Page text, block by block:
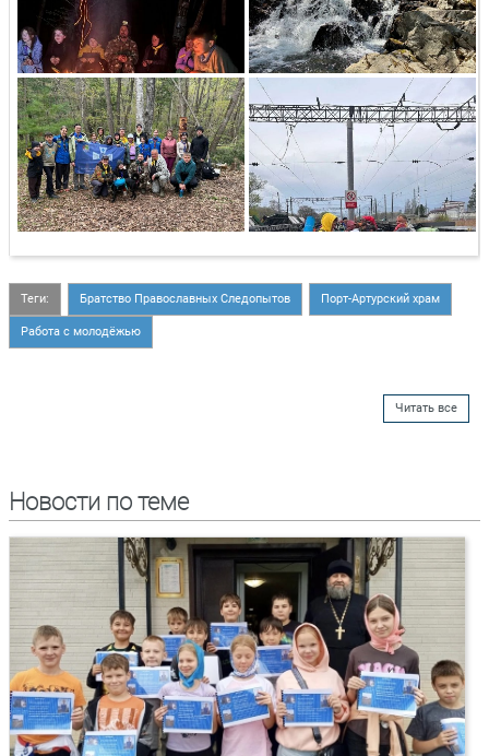
Теги: Братство Православных Следопытов Порт-Артурский храм
Работа с молодёжью
Читать все
Новости по теме